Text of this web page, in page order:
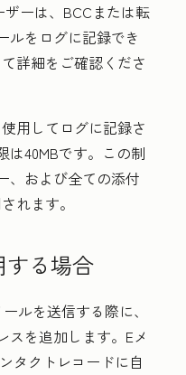
ザーは、BCCまたは転
ルをログに記録でき
詳細をご確認くださ
用してログに記録さ
は40MBです。この制
、および全ての添付
れます。
する場合
ルを送信する際に、
スを追加します。Eメ
タクトレコードに自